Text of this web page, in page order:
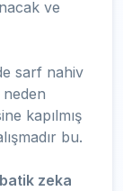
ve
sarf nahiv
neden
kapılmış
bu.
zeka